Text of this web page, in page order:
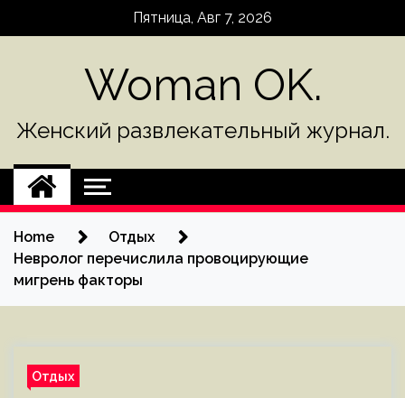
Пятница, Авг 7, 2026
Woman OK.
Женский развлекательный журнал.
Home
Отдых
Невролог перечислила провоцирующие
мигрень факторы
Отдых